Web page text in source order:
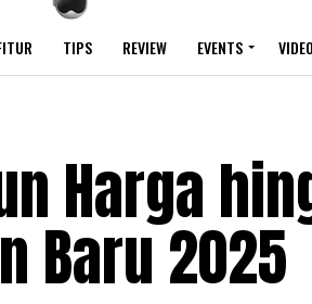
TIPS REVIEW EVENTS
Harga
Baru 2025